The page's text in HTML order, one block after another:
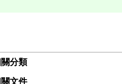
分類
文件